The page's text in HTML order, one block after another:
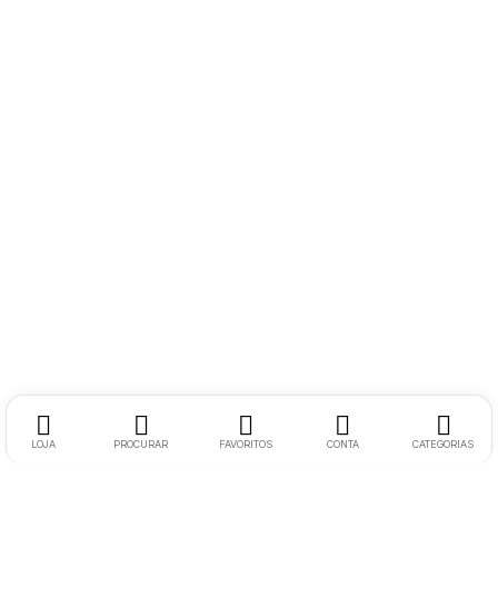
LOJA PROCURAR FAVORITOS CONTA CATEGORIAS